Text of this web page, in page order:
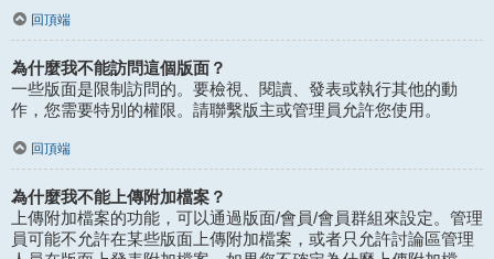
回頂端
為什麼我不能訪問這個版面？
一些版面是限制訪問的。要檢視、閱讀、發表或執行其他的動
作，您需要特別的權限。請聯繫版主或管理員允許您使用。
回頂端
為什麼我不能上傳附加檔案？
上傳附加檔案的功能，可以通過版面/會員/會員群組來設定。管理
員可能不允許在某些版面上傳附加檔案，或者只允許討論區管理